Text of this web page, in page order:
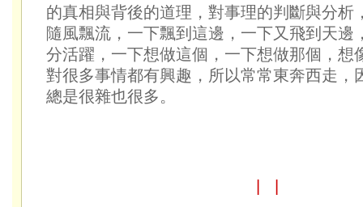
的真相與背後的道理，對事理的判斷與分析
隨風飄流，一下飄到這邊，一下又飛到天邊
分活躍，一下想做這個，一下想做那個，想
對很多事情都有興趣，所以常常東奔西走，
總是很雜也很多。